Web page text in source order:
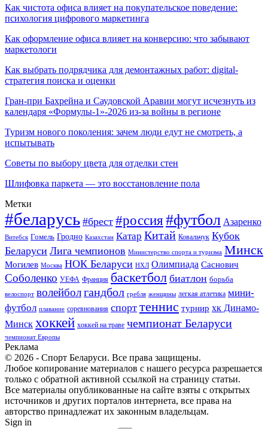
Как чистота офиса влияет на покупательское поведение:
психология цифрового маркетинга
Как оформление офиса влияет на конверсию: что забывают
маркетологи
Как выбрать подрядчика для демонтажных работ: digital-
стратегия поиска и оценки
Гран-при Бахрейна и Саудовской Аравии могут исчезнуть из
календаря «Формулы-1»-2026 из-за войны в регионе
Туризм нового поколения: зачем люди едут не смотреть, а
испытывать
Советы по выбору цвета для отделки стен
Шлифовка паркета — это восстановление пола
Метки
#беларусь #брест #россия#футбол Азаренко
Витебск Гомель Гродно Казахстан Катар Китай Ковальчук Кубок
Беларуси Лига чемпионов Министерство спорта и туризма Минск
Могилев Москва НОК Беларуси НХЛ Олимпиада Саснович
Соболенко УЕФА Франция баскетбол биатлон борьба
велоспорт волейболгандбол гребля женщины легкая атлетика мини-
футбол плавание соревнования спорт теннис турнир хк Динамо-
Минск хоккей хоккей на траве чемпионат Беларуси
чемпионат Европы
Реклама
© 2026 - Спорт Беларуси. Все права защищены.
Любое копирование материалов с нашего ресурса разрешается
только с обратной активной ссылкой на страницу статьи.
Все материалы опубликованные на сайте взяты с открытых
источников и других порталов интернета, все права на
авторство принадлежат их законным владельцам.
Sign in